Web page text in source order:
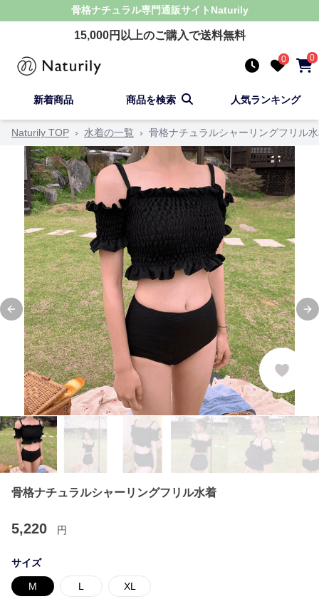
骨格ナチュラル専門通販サイト Naturily
15,000円以上のご購入で送料無料
0 0
新着商品 商品を検索 人気ランキング
Naturily TOP › 水着の一覧 › 骨格ナチュラルシャーリングフリル
Previous slide
骨格ナチュラルシャーリングフリル水着
5,220 円
サイズ
M L XL